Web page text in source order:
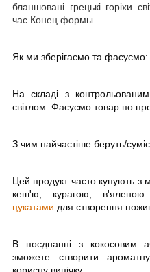
бланшовані грецькі горіхи
час. Конец формы
Як ми зберігаємо та фасуємо:
На складі з
світлом. Фасуємо товар по
З чим найчастіше беруть/c
Цей продукт часто купують з
кеш'ю, курагою,
цукатами для створення
В поєднанні з кокосовим
зможете створити
корисну випічку.